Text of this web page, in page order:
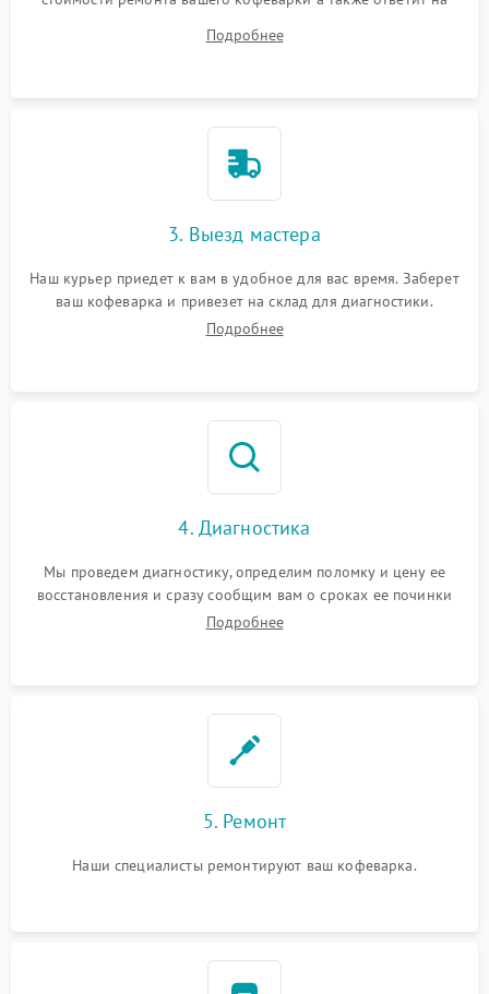
Подробнее
3. Выезд мастера
Наш курьер приедет к вам в удобное для вас время. Заберет
ваш кофеварка и привезет на склад для диагностики.
Подробнее
4. Диагностика
Мы проведем диагностику, определим поломку и цену ее
восстановления и сразу сообщим вам о сроках ее починки
Подробнее
5. Ремонт
Наши специалисты ремонтируют ваш кофеварка.